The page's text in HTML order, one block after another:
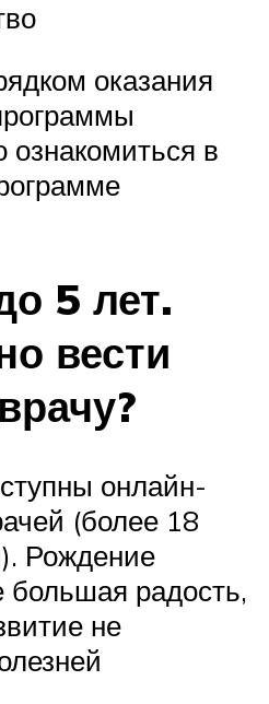
оказания
в
5 лет.
вести
онлайн-
(более 18
Рождение
большая радость,
не